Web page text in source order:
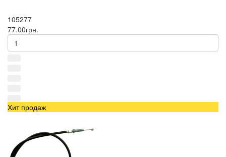
105277
77.00грн.
Хит продаж